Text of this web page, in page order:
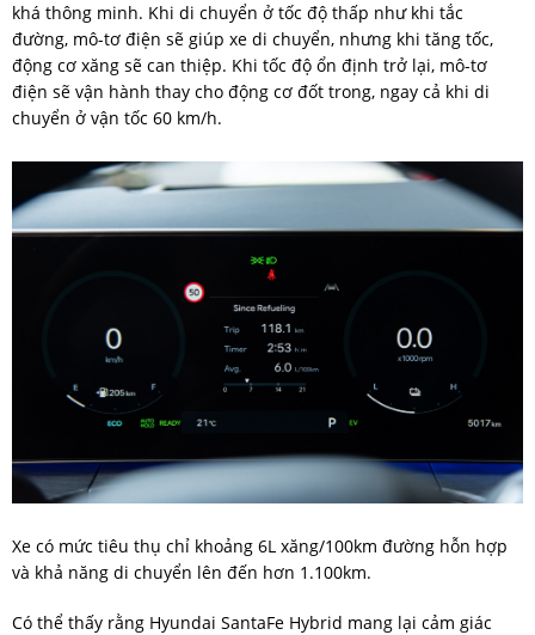
khá thông minh. Khi di chuyển ở tốc độ thấp như khi tắc
đường, mô-tơ điện sẽ giúp xe di chuyển, nhưng khi tăng tốc,
động cơ xăng sẽ can thiệp. Khi tốc độ ổn định trở lại, mô-tơ
điện sẽ vận hành thay cho động cơ đốt trong, ngay cả khi di
chuyển ở vận tốc 60 km/h.
Xe có mức tiêu thụ chỉ khoảng 6L xăng/100km đường hỗn hợp
và khả năng di chuyển lên đến hơn 1.100km.
Có thể thấy rằng Hyundai SantaFe Hybrid mang lại cảm giác